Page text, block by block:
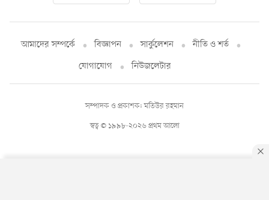
আমাদের সম্পর্কে বিজ্ঞাপন সার্কুলেশন
নীতি ও শর্ত
যোগাযোগ
নিউজলেটার
স্বত্ব © ১৯৯৮-২০২৬ প্রথম আলো
সম্পাদক ও প্রকাশক: মতিউর রহমান